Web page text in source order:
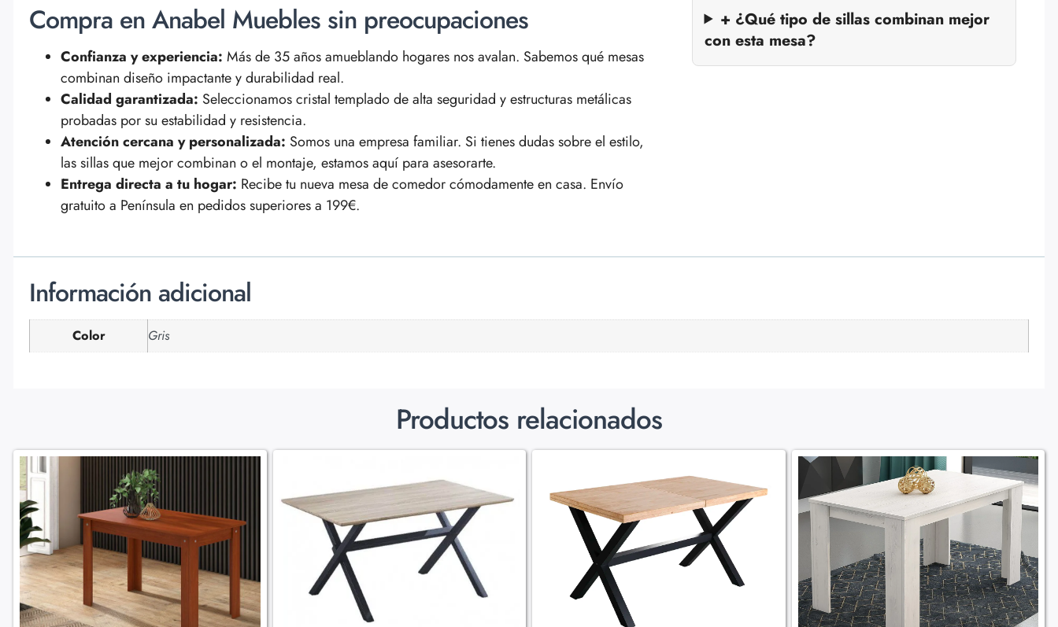
Compra en Anabel Muebles sin preocupaciones
Confianza y experiencia: Más de 35 años amueblando hogares nos avalan. Sabemos qué mesas
combinan diseño impactante y durabilidad real.
Calidad garantizada: Seleccionamos cristal templado de alta seguridad y estructuras metálicas
probadas por su estabilidad y resistencia.
Atención cercana y personalizada: Somos una empresa familiar. Si tienes dudas sobre el estilo,
las sillas que mejor combinan o el montaje, estamos aquí para asesorarte.
Entrega directa a tu hogar: Recibe tu nueva mesa de comedor cómodamente en casa. Envío
gratuito a Península en pedidos superiores a 199€.
+ ¿Qué tipo de sillas combinan mejor
con esta mesa?
Información adicional
Color Gris
Productos relacionados